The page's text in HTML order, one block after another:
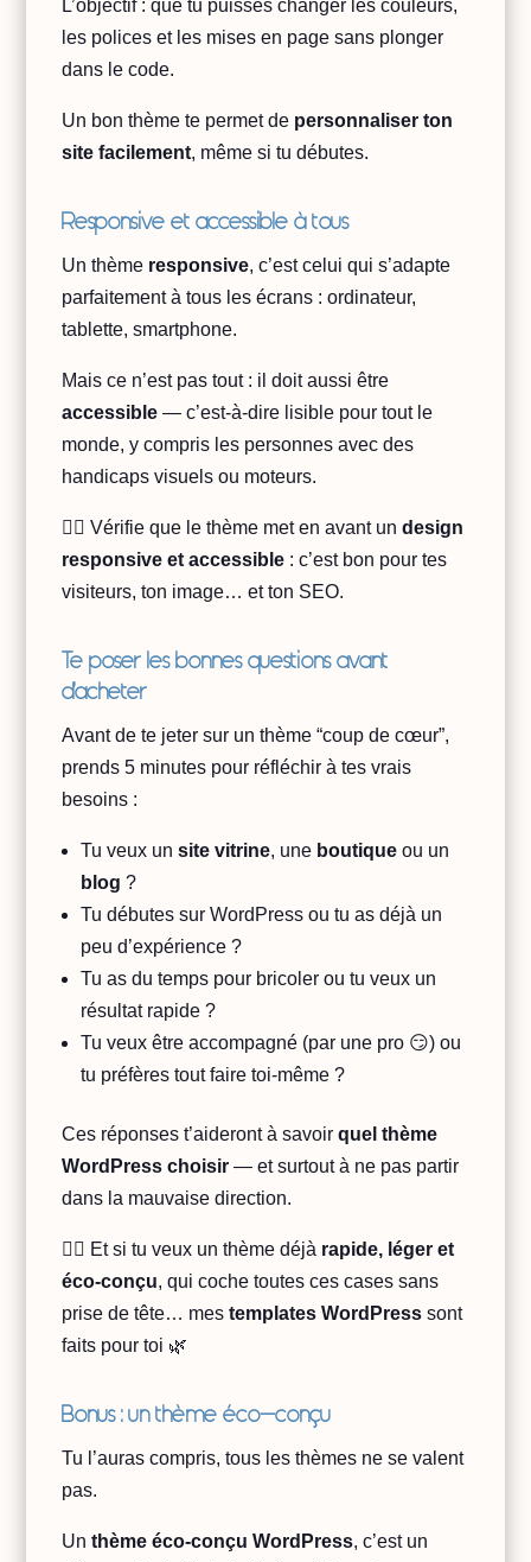
L’objectif : que tu puisses changer les couleurs,
les polices et les mises en page sans plonger
dans le code.
Un bon thème te permet de personnaliser ton
site facilement, même si tu débutes.
Responsive et accessible à tous
Un thème responsive, c’est celui qui s’adapte
parfaitement à tous les écrans : ordinateur,
tablette, smartphone.
Mais ce n’est pas tout : il doit aussi être
accessible — c’est-à-dire lisible pour tout le
monde, y compris les personnes avec des
handicaps visuels ou moteurs.
👉🏻 Vérifie que le thème met en avant undesign
responsive et accessible : c’est bon pour tes
visiteurs, ton image… et ton SEO.
Te poser les bonnes questions avant
d’acheter
Avant de te jeter sur un thème “coup de cœur”,
prends 5 minutes pour réfléchir à tes vrais
besoins :
Tu veux unsite vitrine, une boutique ou un
blog ?
Tu débutes sur WordPress ou tu as déjà un
peu d’expérience ?
Tu as du temps pour bricoler ou tu veux un
résultat rapide ?
Tu veux être accompagné (par une pro 😏) ou
tu préfères tout faire toi-même ?
Ces réponses t’aideront à savoirquel thème
WordPress choisir — et surtout à ne pas partir
dans la mauvaise direction.
👉🏻 Et si tu veux un thème déjà rapide, léger et
éco-conçu, qui coche toutes ces cases sans
prise de tête… mestemplates WordPress sont
faits pour toi 🌿
Bonus : un thème éco-conçu
Tu l’auras compris, tous les thèmes ne se valent
pas.
Unthème éco-conçu WordPress, c’est un